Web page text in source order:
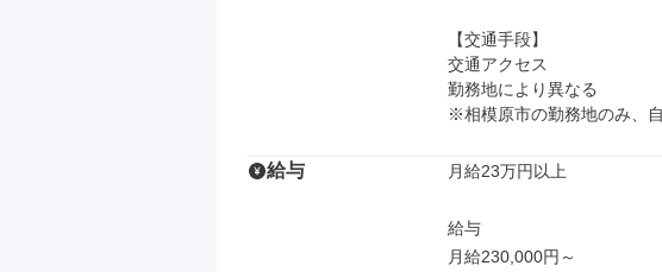
【交通手段】
交通アクセス
勤務地により異なる
※相模原市の勤務地のみ、自
給与 月給23万円以上
給与
月給230,000円～